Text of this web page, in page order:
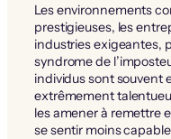
Les environnements
prestigieuses, les
industries exigeantes,
syndrome de
individus sont souvent
extrêmement
les amener à remettre
se sentir moins